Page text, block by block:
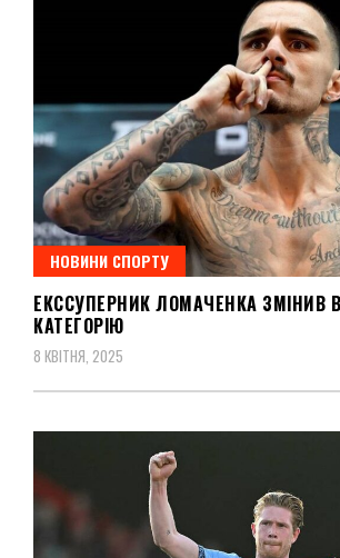
НОВИНИ СПОРТУ
ЕКССУПЕРНИК ЛОМАЧЕНКА ЗМІНИВ
КАТЕГОРІЮ
8 КВІТНЯ, 2025